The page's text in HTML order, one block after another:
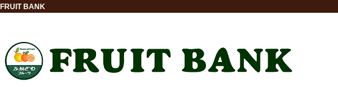
FRUIT BANK